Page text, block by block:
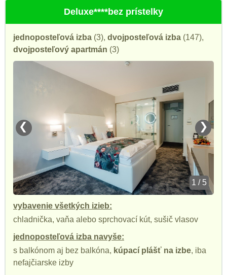
Deluxe****bez prístelky
jednoposteľová izba (3), dvojposteľová izba (147),
dvojposteľový apartmán (3)
❮ ❯
1 / 5
vybavenie všetkých izieb:
chladnička, vaňa alebo sprchovací kút, sušič vlasov
jednoposteľová izba navyše:
s balkónom aj bez balkóna, kúpací plášť na izbe, iba
nefajčiarske izby